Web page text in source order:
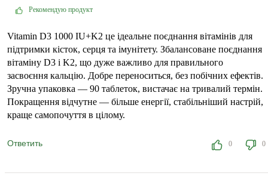
Рекомендую продукт
Vitamin D3 1000 IU+K2 це ідеальне поєднання вітамінів для
підтримки кісток, серця та імунітету. Збалансоване поєднання
вітаміну D3 і K2, що дуже важливо для правильного
засвоєння кальцію. Добре переноситься, без побічних ефектів.
Зручна упаковка — 90 таблеток, вистачає на тривалий термін.
Покращення відчутне — більше енергії, стабільніший настрій,
краще самопочуття в цілому.
Ответить 0 0